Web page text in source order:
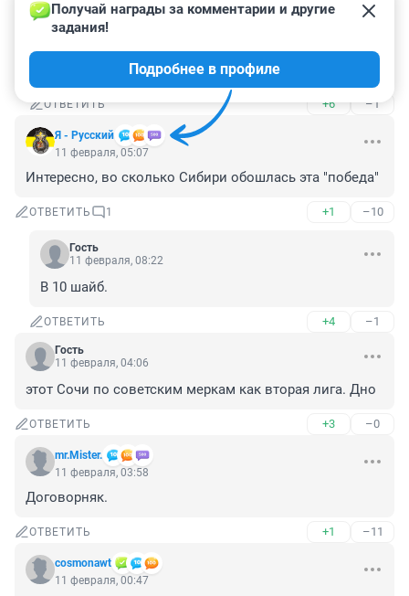
Kedroff
11 февраля, 10:34
Гость, До перерыва обыграли лидеров
чемпионата...Магнитку,дважды АкБарс,Торпедо...
ОТВЕТИТЬ +6 –1
Я - Русский
Получай награды за комментарии и другие
задания!
Подробнее в профиле
11 февраля, 05:07
Интересно, во сколько Сибири обошлась эта "победа"
ОТВЕТИТЬ 1 +1 –10
Гость
11 февраля, 08:22
В 10 шайб.
ОТВЕТИТЬ +4 –1
Гость
11 февраля, 04:06
этот Сочи по советским меркам как вторая лига. Дно
ОТВЕТИТЬ +3 –0
mr.Mister.
11 февраля, 03:58
Договорняк.
ОТВЕТИТЬ +1 –11
cosmonawt
11 февраля, 00:47